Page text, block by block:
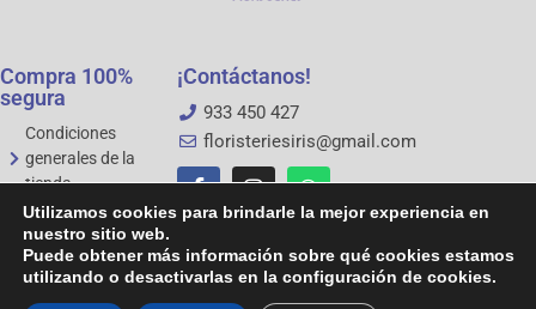
Compra 100%
segura
Condiciones
generales de la
tienda
Aviso legal
Política de
privacidad
Política de cookies
¡Contáctanos!
933 450 427
floristeriesiris@gmail.com
Utilizamos cookies para brindarle la mejor experiencia en
nuestro sitio web.
Puede obtener más información sobre qué cookies estamos
utilizando o desactivarlas en la configuración de cookies.